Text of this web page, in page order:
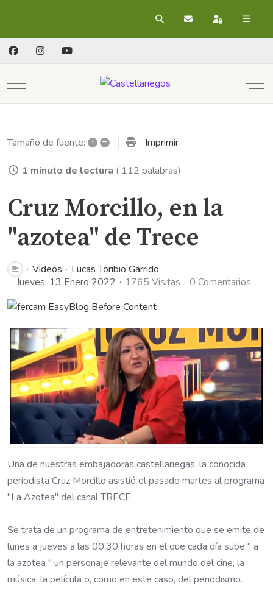
BuscarSuscribirse a las
Registrarse
Mobile Menu Toggle
Tamaño de fuente: + – Imprimir
1 minuto de lectura ( 112 palabras)
Cruz Morcillo, en la
"azotea" de Trece
Videos
Lucas Toribio Garrido
Jueves, 13 Enero 2022
1765 Visitas 0 Comentarios
Una de nuestras embajadoras castellariegas, la conocida
periodista Cruz Morcillo asistió el pasado martes al programa
"La Azotea" del canal TRECE.
Se trata de un programa de entretenimiento que se emite de
lunes a jueves a las 00,30 horas en el que cada día sube " a
la azotea " un personaje relevante del mundo del cine, la
música, la película o, como en este caso, del periodismo.